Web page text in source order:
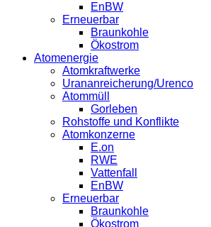
EnBW
Erneuerbar
Braunkohle
Ökostrom
Atomenergie
Atomkraftwerke
Urananreicherung/Urenco
Atommüll
Gorleben
Rohstoffe und Konflikte
Atomkonzerne
E.on
RWE
Vattenfall
EnBW
Erneuerbar
Braunkohle
Ökostrom